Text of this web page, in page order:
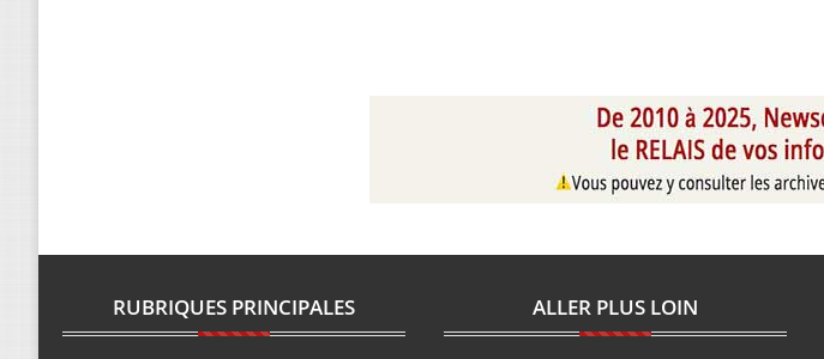
RUBRIQUES PRINCIPALES ALLER PLUS LOIN